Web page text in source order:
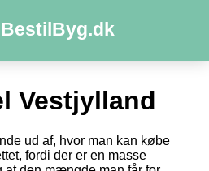
BestilByg.dk
Vestjylland
ud af, hvor man kan købe
fordi der er en masse